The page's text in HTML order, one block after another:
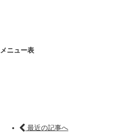
メニュー表
最近の記事へ